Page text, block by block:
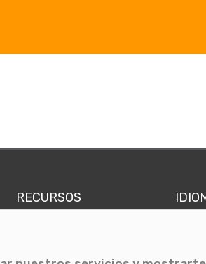
RECURSOS